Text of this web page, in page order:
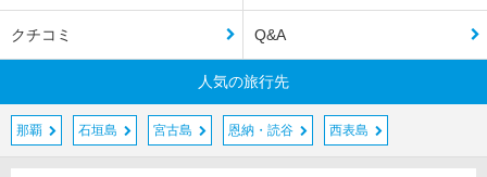
クチコミ Q&A
人気の旅行先
那覇 石垣島 宮古島 恩納・読谷 西表島